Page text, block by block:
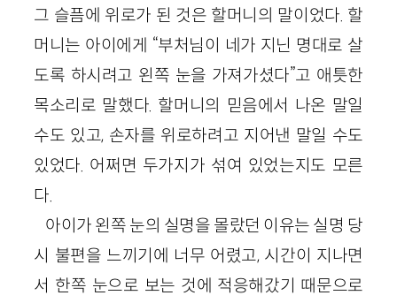
그 슬픔에 위로가 된 것은 할머니의 말이었다. 할
머니는 아이에게 “부처님이 네가 지닌 명대로 살
도록 하시려고 왼쪽 눈을 가져가셨다”고 애틋한
목소리로 말했다. 할머니의 믿음에서 나온 말일
수도 있고, 손자를 위로하려고 지어낸 말일 수도
있었다. 어쩌면 두가지가 섞여 있었는지도 모른
다.
아이가 왼쪽 눈의 실명을 몰랐던 이유는 실명 당
시 불편을 느끼기에 너무 어렸고, 시간이 지나면
서 한쪽 눈으로 보는 것에 적응해갔기 때문으로